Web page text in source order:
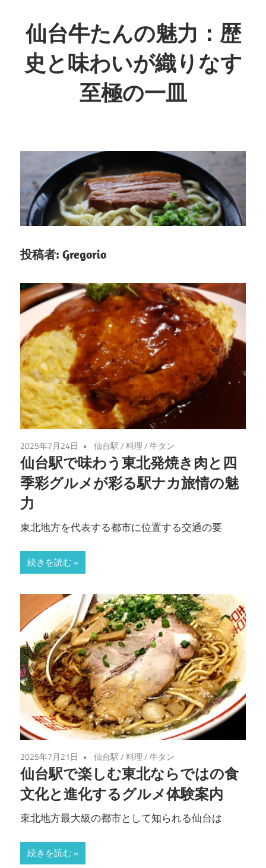
ン
テ
ン
ツ
仙台牛たんの魅力：歴
史と味わいが織りなす
至極の一皿
が
く、
至
の
わ
い
あ
な
た
に。
仙
台
の
魅
力
を
堪
能
よ
投稿者: Gregorio
2025年7月24日 仙台駅/料理/牛タン
仙台駅で味わう東北発焼き肉と四
季彩グルメが彩る駅ナカ旅情の魅
力
東北地方を代表する都市に位置する交通の要
続きを読む
2025年7月21日 仙台駅/料理/牛タン
仙台駅で楽しむ東北ならではの食
文化と進化するグルメ体験案内
東北地方最大級の都市として知られる仙台は
続きを読む